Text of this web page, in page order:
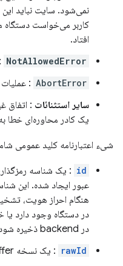
نمی‌شود. سایت نباید این
کاربر می‌خواست دستگاه
افتاد.
NotAllowedError
AbortError
:
سایر استثنائات : اتفاق
یک کادر محاوره‌ای خطا
شیء اعتبارنامه کلید عمومی
id
عبور ایجاد شده. این
هنگام احراز هویت،
در دستگاه وجود دارد یا
در backend ذخیره شود.
rawId : یک نسخه ArrayBuffer از شناسه اعتبارنامه.